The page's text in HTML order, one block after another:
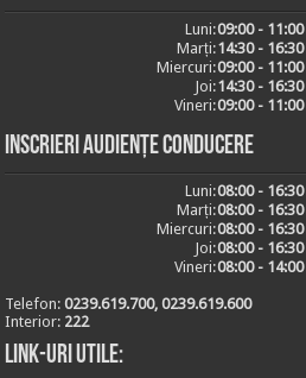
Luni:09:00 - 11:00
Marți:14:30 - 16:30
Miercuri:09:00 - 11:00
Joi:14:30 - 16:30
Vineri:09:00 - 11:00
Inscrieri audiențe conducere
Luni:08:00 - 16:30
Marți:08:00 - 16:30
Miercuri:08:00 - 16:30
Joi:08:00 - 16:30
Vineri:08:00 - 14:00
Telefon:0239.619.700, 0239.619.600
Interior: 222
Link-uri utile: